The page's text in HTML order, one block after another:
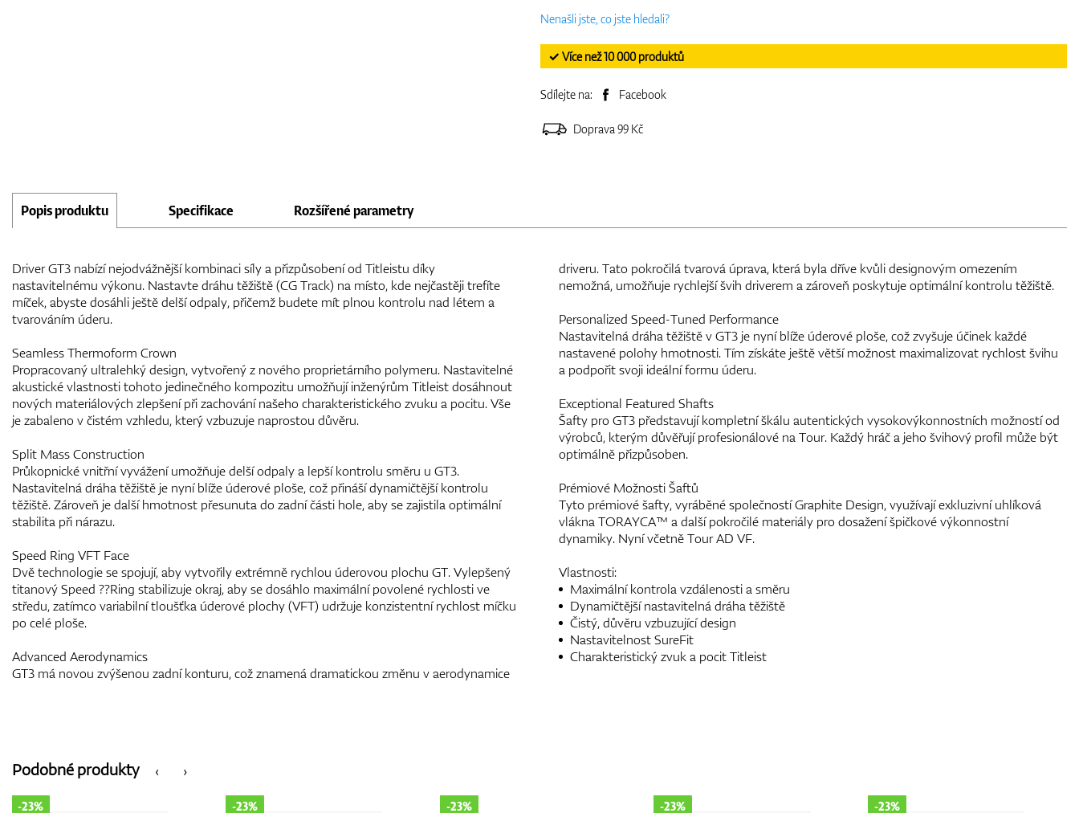
Nenašli jste, co jste hledali?
✓ Více než 10 000 produktů
Sdílejte na: Facebook
Doprava 99 Kč
Popis produktu Specifikace Rozšířené parametry
Driver GT3 nabízí nejodvážnější kombinaci síly a přizpůsobení od Titleistu díky
nastavitelnému výkonu. Nastavte dráhu těžiště (CG Track) na místo, kde nejčastěji trefíte
míček, abyste dosáhli ještě delší odpaly, přičemž budete mít plnou kontrolu nad létem a
tvarováním úderu.
Seamless Thermoform Crown
Propracovaný ultralehký design, vytvořený z nového proprietárního polymeru. Nastavitelné
akustické vlastnosti tohoto jedinečného kompozitu umožňují inženýrům Titleist dosáhnout
nových materiálových zlepšení při zachování našeho charakteristického zvuku a pocitu. Vše
je zabaleno v čistém vzhledu, který vzbuzuje naprostou důvěru.
Split Mass Construction
Průkopnické vnitřní vyvážení umožňuje delší odpaly a lepší kontrolu směru u GT3.
Nastavitelná dráha těžiště je nyní blíže úderové ploše, což přináší dynamičtější kontrolu
těžiště. Zároveň je další hmotnost přesunuta do zadní části hole, aby se zajistila optimální
stabilita při nárazu.
Speed Ring VFT Face
Dvě technologie se spojují, aby vytvořily extrémně rychlou úderovou plochu GT. Vylepšený
titanový Speed ??Ring stabilizuje okraj, aby se dosáhlo maximální povolené rychlosti ve
středu, zatímco variabilní tloušťka úderové plochy (VFT) udržuje konzistentní rychlost míčku
po celé ploše.
Advanced Aerodynamics
GT3 má novou zvýšenou zadní konturu, což znamená dramatickou změnu v aerodynamice
driveru. Tato pokročilá tvarová úprava, která byla dříve kvůli designovým omezením
nemožná, umožňuje rychlejší švih driverem a zároveň poskytuje optimální kontrolu těžiště.
Personalized Speed-Tuned Performance
Nastavitelná dráha těžiště v GT3 je nyní blíže úderové ploše, což zvyšuje účinek každé
nastavené polohy hmotnosti. Tím získáte ještě větší možnost maximalizovat rychlost švihu
a podpořit svoji ideální formu úderu.
Exceptional Featured Shafts
Šafty pro GT3 představují kompletní škálu autentických vysokovýkonnostních možností od
výrobců, kterým důvěřují profesionálové na Tour. Každý hráč a jeho švihový profil může být
optimálně přizpůsoben.
Prémiové Možnosti Šaftů
Tyto prémiové šafty, vyráběné společností Graphite Design, využívají exkluzivní uhlíková
vlákna TORAYCA™ a další pokročilé materiály pro dosažení špičkové výkonnostní
dynamiky. Nyní včetně Tour AD VF.
Vlastnosti:
Maximální kontrola vzdálenosti a směru
Dynamičtější nastavitelná dráha těžiště
Čistý, důvěru vzbuzující design
Nastavitelnost SureFit
Charakteristický zvuk a pocit Titleist
‹
Podobné produkty ›
-23% -23% -23% -23% -23%